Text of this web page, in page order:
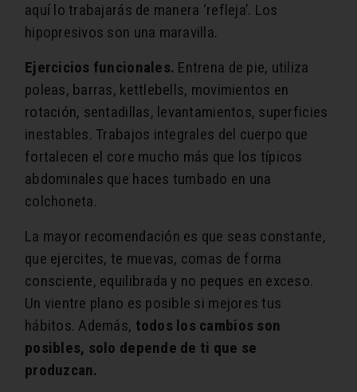
aquí lo trabajarás de manera ‘refleja’. Los
hipopresivos son una maravilla.
Ejercicios funcionales. Entrena de pie, utiliza
poleas, barras, kettlebells, movimientos en
rotación, sentadillas, levantamientos, superficies
inestables. Trabajos integrales del cuerpo que
fortalecen el core mucho más que los típicos
abdominales que haces tumbado en una
colchoneta.
La mayor recomendación es que seas constante,
que ejercites, te muevas, comas de forma
consciente, equilibrada y no peques en exceso.
Un vientre plano es posible si mejores tus
hábitos. Además, todos los cambios son
posibles, solo depende de ti que se
produzcan.